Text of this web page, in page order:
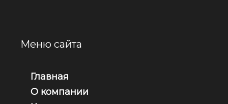
Меню сайта
Главная
О компании